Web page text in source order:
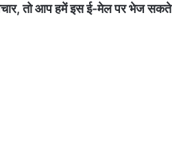
तो आप हमें इस ई-मेल पर भेज सकते